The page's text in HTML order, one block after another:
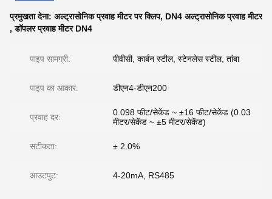
प्रमुखता देना: अल्ट्रासोनिक प्रवाह मीटर पर क्लिप, DN4 अल्ट्रासोनिक प्रवाह मीटर
,डॉपलर प्रवाह मीटर DN4
पाइप सामग्री: पीवीसी, कार्बन स्टील, स्टेनलेस स्टील, तांबा
पाइप का आकार: डीएन4-डीएन200
प्रवाह दर:
0.098 फीट/सेकेंड ~ ±16 फीट/सेकेंड (0.03
मीटर/सेकेंड ~ ±5 मीटर/सेकेंड)
सटीकता: ± 2.0%
आउटपुट: 4-20mA, RS485